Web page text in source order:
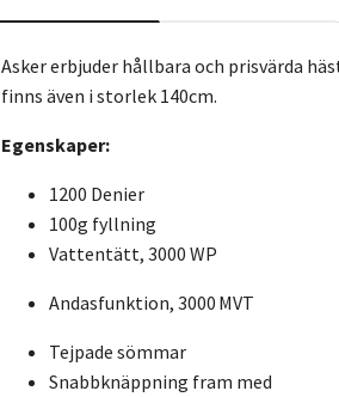
Asker erbjuder hållbara och prisvärda
finns även i storlek 140cm.
Egenskaper:
1200 Denier
100g fyllning
Vattentätt, 3000 WP
Andasfunktion, 3000 MVT
Tejpade sömmar
Snabbknäppning fram med